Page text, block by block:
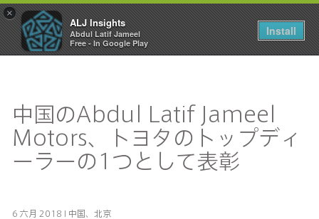
×
ALJ Insights
Abdul Latif Jameel
Free - In Google Play
Install
Toggle
navigation
中国のAbdul Latif Jameel
Motors、トヨタのトップディ
ーラーの1つとして表彰
6 六月 2018 I 中国、北京